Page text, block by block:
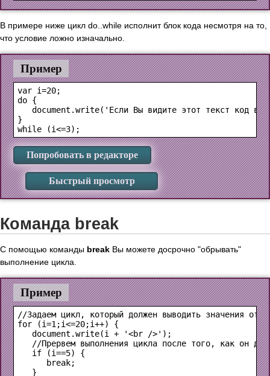
В примере ниже цикл do..while исполнит блок кода несмотря на то,
что условие ложно изначально.
Пример
var i=20;
do {
document.write('Если Вы видите этот текст код в
}
Попробовать в редакторе
Быстрый просмотр
Команда break
С помощью команды break Вы можете досрочно "обрывать"
выполнение цикла.
Пример
//Задаем цикл, который должен выводить значения от
for (i=1;i<=20;i++) {
   document.write(i + '<br />');
//Прервем выполнения цикла после того, как он
   if (i==5) {
      break;
   }